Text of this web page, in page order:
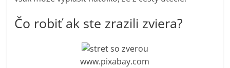
Čo robiť ak ste zrazili zviera?
www.pixabay.com